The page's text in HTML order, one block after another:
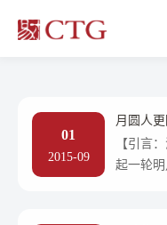
01
2015-09
月圆人
【引言
起一轮